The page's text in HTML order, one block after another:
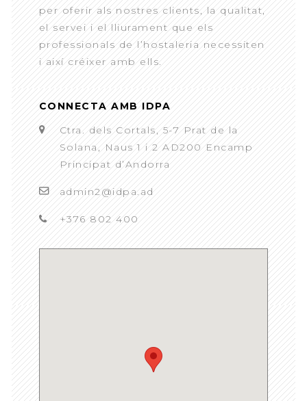
per oferir als nostres clients, la qualitat,
el servei i el lliurament que els
professionals de l’hostaleria necessiten
i així créixer amb ells.
CONNECTA AMB IDPA
Ctra. dels Cortals, 5-7 Prat de la
Solana, Naus 1 i 2 AD200 Encamp
Principat d’Andorra
admin2@idpa.ad
+376 802 400